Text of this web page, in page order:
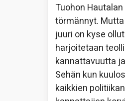
Tuohon
törmännyt.
juuri on kyse
harjoitetaan
kannattavuutta
Sehän kun
kaikkien